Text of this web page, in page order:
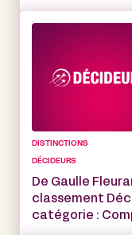
DISTINCTIONS
DÉCIDEURS
De Gaulle
classement
catégorie :